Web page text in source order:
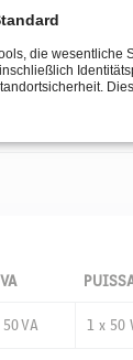
totalement
P2
VA
50 VA 1 x 50
die wesentliche